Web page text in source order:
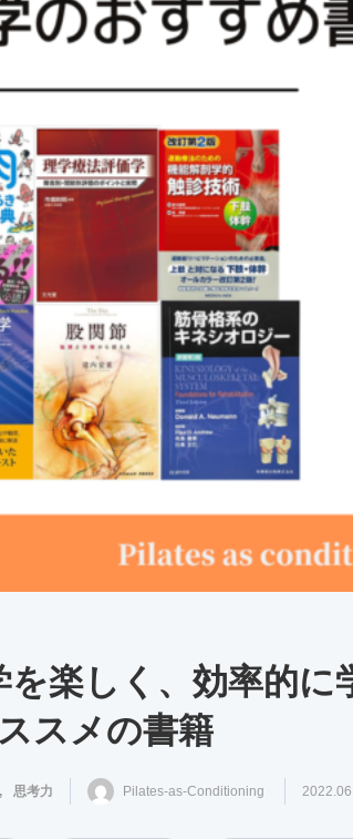
を楽しく、効率的
ススメの書籍
, 思考力 Pilates-as-Conditioning